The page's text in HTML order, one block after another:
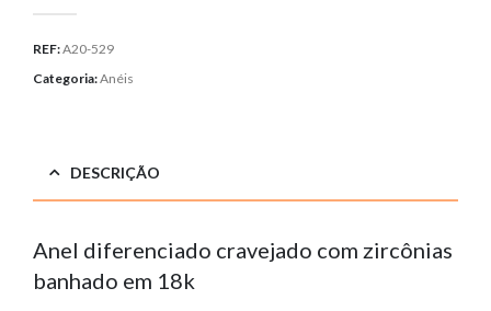
REF:A20-529
Categoria:Anéis
DESCRIÇÃO
Anel diferenciado cravejado com zircônias
banhado em 18k